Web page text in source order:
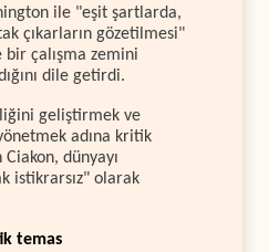
ile "eşit şartlarda,
çıkarların gözetilmesi"
çalışma zemini
dile getirdi.
geliştirmek ve
adına kritik
dünyayı
istikrarsız" olarak
temas